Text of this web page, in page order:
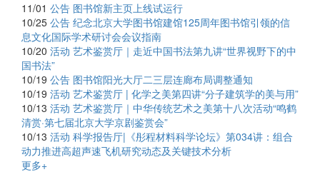
11/01 公告 图书馆新主页上线试运行
10/25 公告 纪念北京大学图书馆建馆125周年图书馆引领的信
息文化国际学术研讨会会议指南
10/20 活动 艺术鉴赏厅｜走近中国书法第九讲“世界视野下的中
国书法”
10/19 公告 图书馆阳光大厅二三层连廊布局调整通知
10/19 活动 艺术鉴赏厅 | 化学之美第四讲“分子建筑学的美与用”
10/13 活动 艺术鉴赏厅｜中华传统艺术之美第十八次活动“鸣鹤
清赏·第七届北京大学京剧鉴赏会”
10/13 活动 科学报告厅|《彤程材料科学论坛》第034讲：组合
动力推进高超声速飞机研究动态及关键技术分析
更多+